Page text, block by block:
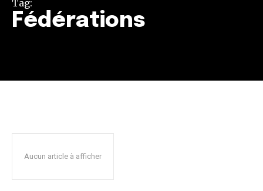
Tag:
Fédérations
Aucun article à afficher